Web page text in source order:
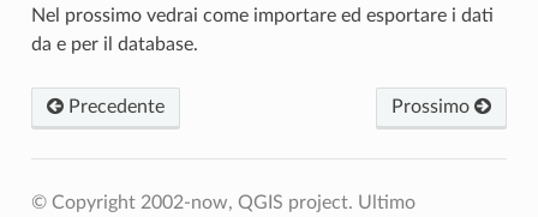
Nel prossimo vedrai come importare ed esportare i dati
da e per il database.
Precedente Prossimo
© Copyright 2002-now, QGIS project. Ultimo